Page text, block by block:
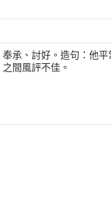
奉承、討好。造句：他
之間風評不佳。